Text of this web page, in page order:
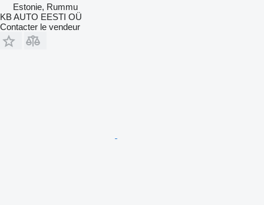
Estonie, Rummu
KB AUTO EESTI OÜ
Contacter le vendeur